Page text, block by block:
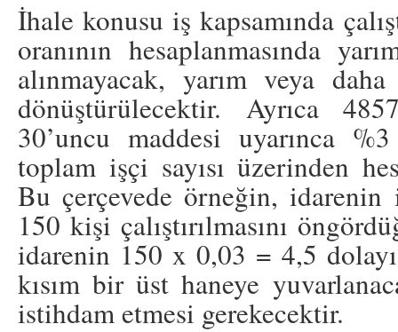
İhale konusu iş kapsamında
oranının hesaplanmasında
alınmayacak, yarım veya
dönüştürülecektir. Ayrıca
30’uncu maddesi uyarınca
toplam işçi sayısı üzerinden
Bu çerçevede örneğin, idarenin
150 kişi çalıştırılmasını
idarenin 150 x 0,03 = 4,5
kısım bir üst haneye
istihdam etmesi gerekecektir.